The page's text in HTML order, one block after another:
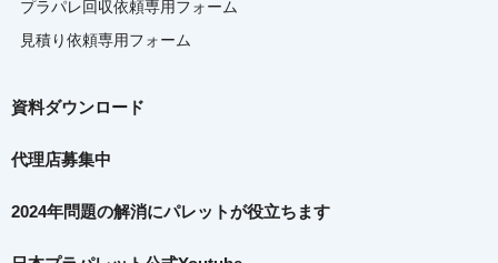
プラパレ回収依頼専用フォーム
見積り依頼専用フォーム
資料ダウンロード
代理店募集中
2024年問題の解消にパレットが役立ちます